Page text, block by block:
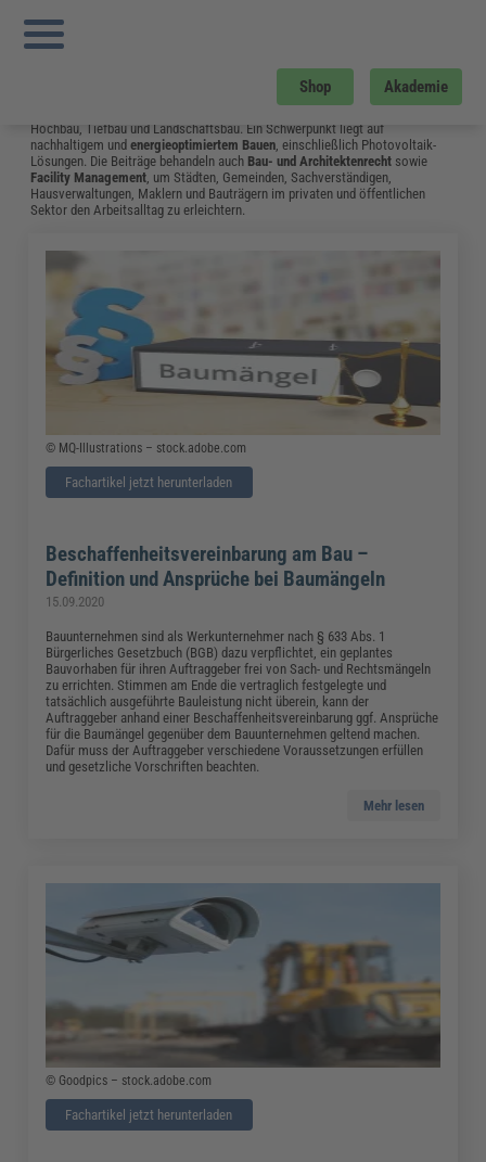
Shop Akademie
Sie sind hier:
Sanierungspflicht Fuer Bestandsgebäude
Bau und Gebäudemanagement
Vom Neubau bis hin zum Umgang mit Bauschäden: Das Fachwissen aus dem
Hochbau, Tiefbau und Landschaftsbau. Ein Schwerpunkt liegt auf
nachhaltigem undenergieoptimiertem Bauen, einschließlich Photovoltaik-
Lösungen. Die Beiträge behandeln auch Bau- und Architektenrecht sowie
Facility Management, um Städten, Gemeinden, Sachverständigen,
Hausverwaltungen, Maklern und Bauträgern im privaten und öffentlichen
Sektor den Arbeitsalltag zu erleichtern.
© MQ-Illustrations – stock.adobe.com
Fachartikel jetzt herunterladen
Beschaffenheitsvereinbarung am Bau –
Definition und Ansprüche bei Baumängeln
15.09.2020
Bauunternehmen sind als Werkunternehmer nach § 633 Abs. 1
Bürgerliches Gesetzbuch (BGB) dazu verpflichtet, ein geplantes
Bauvorhaben für ihren Auftraggeber frei von Sach- und Rechtsmängeln
zu errichten. Stimmen am Ende die vertraglich festgelegte und
tatsächlich ausgeführte Bauleistung nicht überein, kann der
Auftraggeber anhand einer Beschaffenheitsvereinbarung ggf. Ansprüche
für die Baumängel gegenüber dem Bauunternehmen geltend machen.
Dafür muss der Auftraggeber verschiedene Voraussetzungen erfüllen
und gesetzliche Vorschriften beachten.
Mehr lesen
© Goodpics – stock.adobe.com
Fachartikel jetzt herunterladen